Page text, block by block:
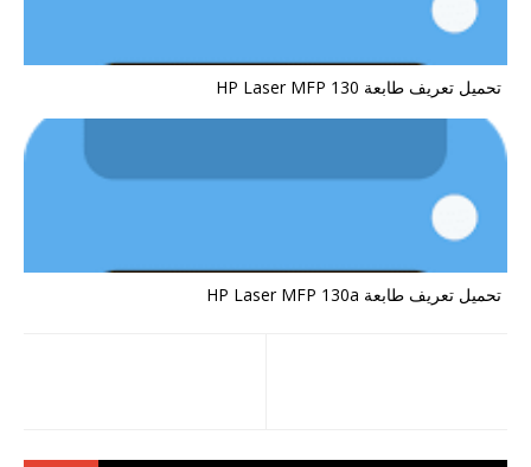
تحميل تعريف طابعة HP Laser MFP 130
تحميل تعريف طابعة HP Laser MFP 130a